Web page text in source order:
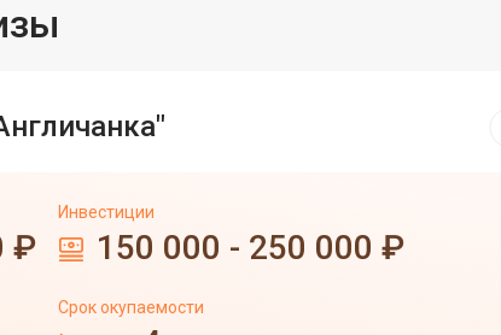
₽
Инвестиции
150 000 - 250 000 ₽
Срок окупаемости